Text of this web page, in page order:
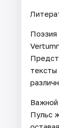
Поэзия
тексты
Важной
Пульс